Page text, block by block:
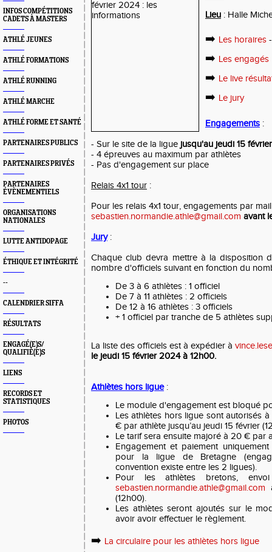
INFOS COMPÉTITIONS
CADETS À MASTERS
ATHLÉ JEUNES
ATHLÉ FORMATIONS
ATHLÉ RUNNING
ATHLÉ MARCHE
ATHLÉ FORME ET SANTÉ
PARTENAIRES PUBLICS
PARTENAIRES PRIVÉS
PARTENAIRES
ÉVÈNEMENTIELS
ORGANISATIONS
NATIONALES
LUTTE ANTIDOPAGE
ÉTHIQUE ET INTÉGRITÉ
--
CALENDRIER SIFFA
RÉSULTATS
ENGAGÉ(E)S/
QUALIFIÉ(E)S
LIENS
RECORDS ET
STATISTIQUES
PHOTOS
Lieu : Halle
➡️ Les horaires
➡️ Les engagés
➡️ Le live
➡️ Le jury
Engagements :
- Sur le site de la ligue jusqu'au jeudi 15
- 4 épreuves au maximum par athlètes
- Pas d'engagement sur place
Relais 4x1 tour :
Pour les relais 4x1 tour, engagements par
sebastien.normandie.athle@gmail.com avant
Jury:
Chaque club devra mettre à la disposition
nombre d'officiels suivant en fonction du
De 3 à 6 athlètes : 1 officiel
De 7 à 11 athlètes : 2 officiels
De 12 à 16 athlètes : 3 officiels
+ 1 officiel par tranche de 5 athlètes
La liste des officiels est à expédier à
le jeudi 15 février 2024 à 12h00.
Athlètes hors ligue:
Le module d'engagement est bloqué
Les athlètes hors ligue sont autorisés
€ par athlète jusqu’au jeudi 15 février
Le tarif sera ensuite majoré à 20 € par
Engagement et paiement
pour la ligue de Bretagne
convention existe entre les 2 ligues).
Pour les athlètes bretons,
sebastien.normandie.athle@gmail.com
(12h00).
Les athlètes seront ajoutés sur le
avoir avoir effectuer le règlement.
➡️ La circulaire pour les athlètes hors ligue